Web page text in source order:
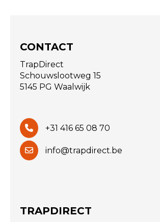
CONTACT
TrapDirect
Schouwslootweg 15
5145 PG Waalwijk
+31 416 65 08 70
info@trapdirect.be
TRAPDIRECT